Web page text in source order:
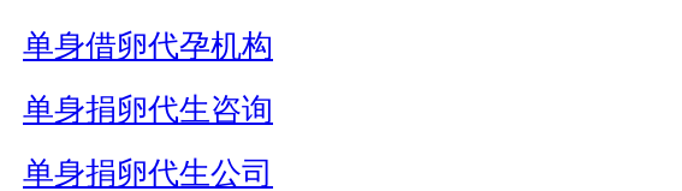
单身借卵代孕机构
单身捐卵代生咨询
单身捐卵代生公司